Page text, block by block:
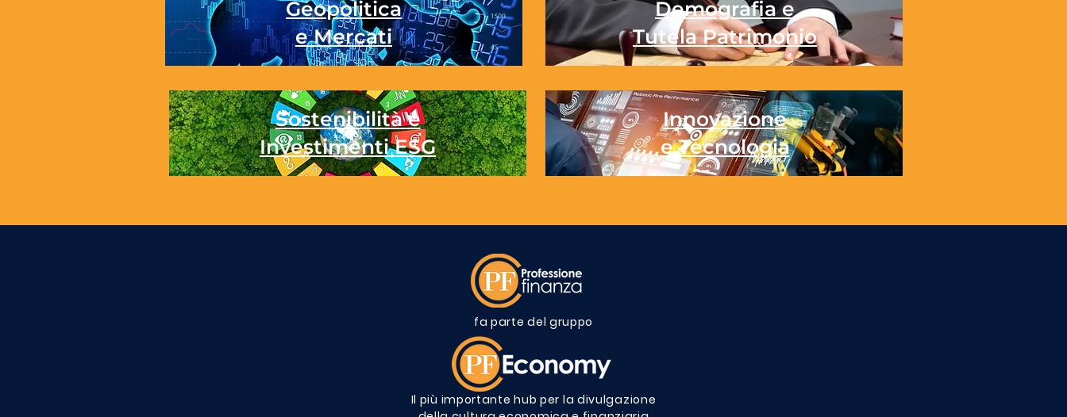
Geopolitica
e Mercati
Demografia e
Tutela Patrimonio
Sostenibilità e
Investimenti ESG
Innovazione
e Tecnologia
fa parte del gruppo
Il più importante hub per la divulgazione